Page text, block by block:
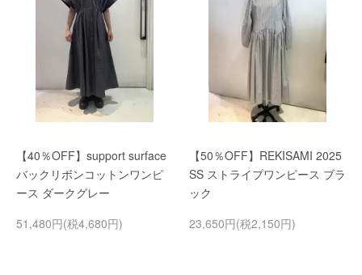
【40％OFF】support surface
バックリボンコットンワンピ
ース ダークグレー
51,480円(税4,680円)
【50％OFF】REKISAMI 2025
SS ストライプワンピース ブラ
ック
23,650円(税2,150円)